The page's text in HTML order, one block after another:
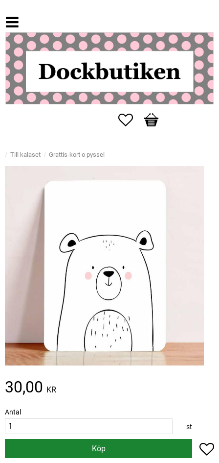
Favoriter
Kundvagn
Till kalaset Grattis-kort o pyssel
30,00 KR
Antal
st
Köp